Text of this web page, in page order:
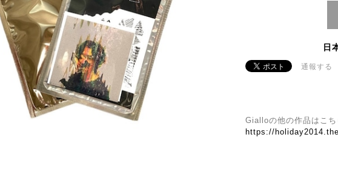
日
通報する
Gialloの他の作品はこち
https://